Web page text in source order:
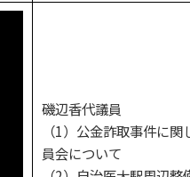
磯辺香代議員
（1）公金詐取事件に
員会について